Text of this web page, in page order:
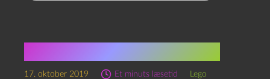
17. oktober 2019 Et minuts læsetid Lego